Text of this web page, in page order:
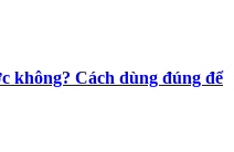
không? Cách dùng đúng để